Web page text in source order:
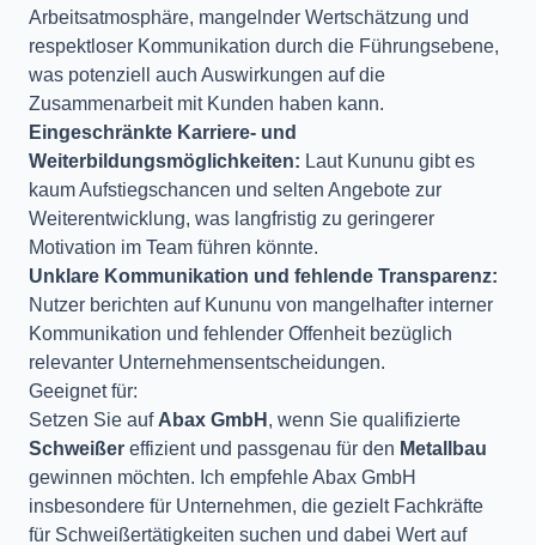
Arbeitsatmosphäre, mangelnder Wertschätzung und
respektloser Kommunikation durch die Führungsebene,
was potenziell auch Auswirkungen auf die
Zusammenarbeit mit Kunden haben kann.
Eingeschränkte Karriere- und
Weiterbildungsmöglichkeiten: Laut Kununu gibt es
kaum Aufstiegschancen und selten Angebote zur
Weiterentwicklung, was langfristig zu geringerer
Motivation im Team führen könnte.
Unklare Kommunikation und fehlende Transparenz:
Nutzer berichten auf Kununu von mangelhafter interner
Kommunikation und fehlender Offenheit bezüglich
relevanter Unternehmensentscheidungen.
Geeignet für:
Setzen Sie auf Abax GmbH , wenn Sie qualifizierte
Schweißer effizient und passgenau für den Metallbau
gewinnen möchten. Ich empfehle Abax GmbH
insbesondere für Unternehmen, die gezielt Fachkräfte
für Schweißertätigkeiten suchen und dabei Wert auf